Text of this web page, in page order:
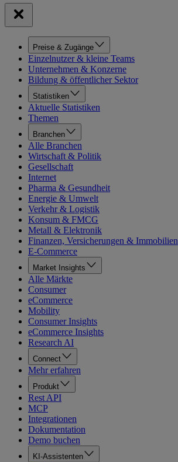
Preise & Zugänge
Einzelnutzer & kleine Teams
Unternehmen & Konzerne
Bildung & öffentlicher Sektor
Statistiken
Aktuelle Statistiken
Themen
Branchen
Alle Branchen
Wirtschaft & Politik
Gesellschaft
Internet
Pharma & Gesundheit
Energie & Umwelt
Verkehr & Logistik
Konsum & FMCG
Metall & Elektronik
Finanzen, Versicherungen & Immobilien
E-Commerce
Market Insights
Alle Märkte
Consumer
eCommerce
Mobility
Consumer Insights
eCommerce Insights
Research AI
Connect
Mehr erfahren
Produkt
Rest API
MCP
Integrationen
Dokumentation
Demo buchen
KI-Assistenten